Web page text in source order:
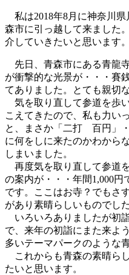
私は2018年8月に神奈川
森市に引っ越して来ました
介していきたいと思います。
先日、青森市にある青龍
が衝撃的な光景が・・・賽
てありました。とても親切
気を取り直して参道を歩
こえてきたので、私も力い
と、まさか「二打 百円」
に何をしに来たのかわから
しまいました。
再度気を取り直して参道
の案内が・・・年間1,000円
です。ここはお寺？でもさ
があり素晴らしいものでした
いろいろありましたが初
で、来年の初詣にまた来よ
多いテーマパークのような
これからも青森の素晴ら
たいと思います。